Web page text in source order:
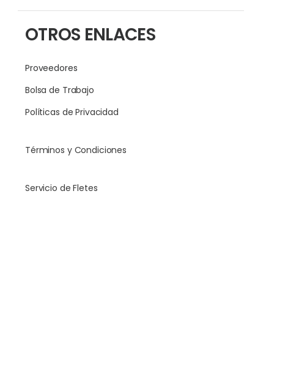
OTROS ENLACES
Proveedores
Bolsa de Trabajo
Políticas de Privacidad
Términos y Condiciones
Servicio de Fletes